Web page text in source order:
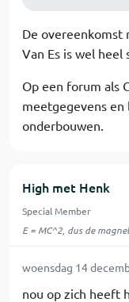
De overeenkomst
Van Es is wel heel
Op een forum als
meetgegevens
onderbouwen.
High met Henk
Special Member
E = MC^2, dus de
woensdag 14
nou op zich heeft